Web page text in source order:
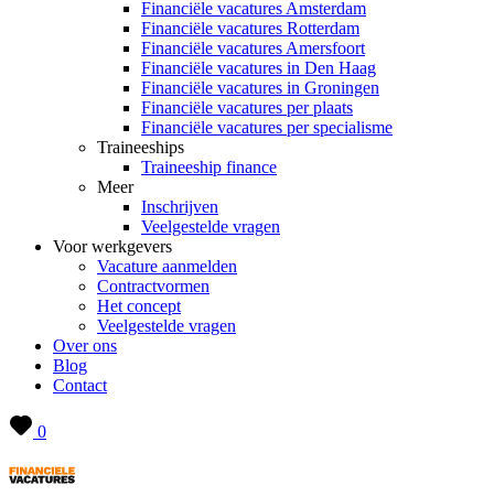
Financiële vacatures Amsterdam
Financiële vacatures Rotterdam
Financiële vacatures Amersfoort
Financiële vacatures in Den Haag
Financiële vacatures in Groningen
Financiële vacatures per plaats
Financiële vacatures per specialisme
Traineeships
Traineeship finance
Meer
Inschrijven
Veelgestelde vragen
Voor werkgevers
Vacature aanmelden
Contractvormen
Het concept
Veelgestelde vragen
Over ons
Blog
Contact
0